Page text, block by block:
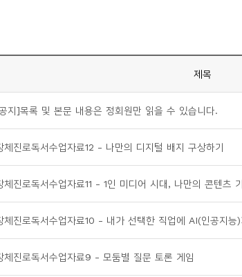
제목
지]목록 및 본문 내용은 정회원만 읽을 수 있습니다.
체진로독서수업자료12 - 나만의 디지털 배지 구상하기
체진로독서수업자료11 - 1인 미디어 시대, 나만의 콘텐츠
체진로독서수업자료10 - 내가 선택한 직업에 AI(인공지능
체진로독서수업자료9 - 모둠별 질문 토론 게임